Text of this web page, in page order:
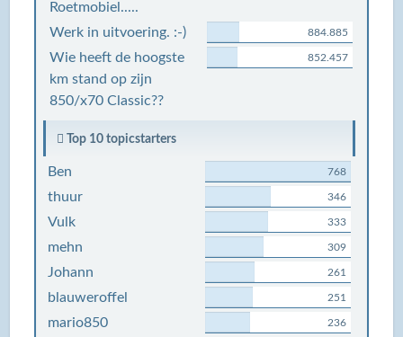
Roetmobiel.....
Werk in uitvoering. :-)
884.885
Wie heeft de hoogste
km stand op zijn
850/x70 Classic??
852.457
Top 10 topicstarters
Ben 768
thuur 346
Vulk 333
mehn 309
Johann 261
blauweroffel 251
mario850 236